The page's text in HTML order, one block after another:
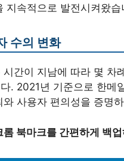
지속적으로 발전시켜왔습
수의 변화
시간이 지남에 따라 몇 차
. 2021년 기준으로 한메
와 사용자 편의성을 증명
롬 북마크를 간편하게 백